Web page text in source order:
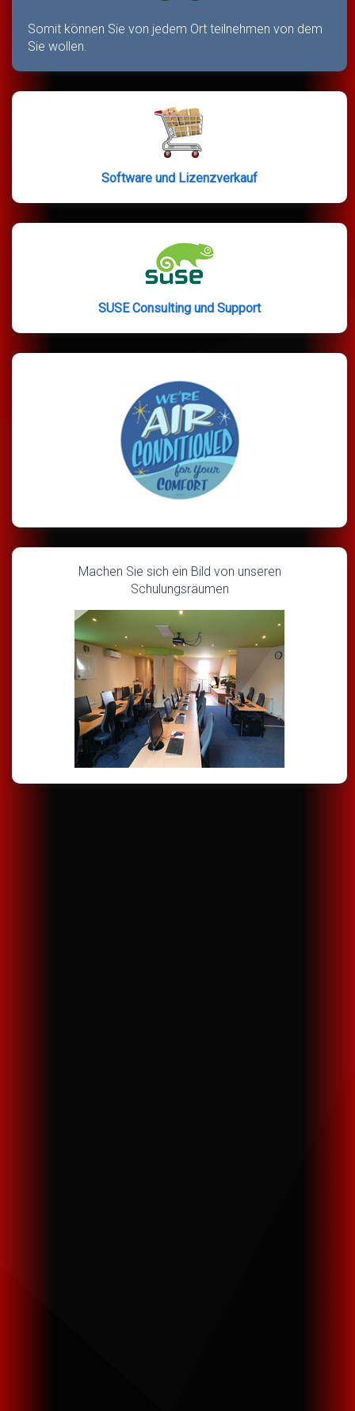
Somit können Sie von jedem Ort teilnehmen von dem
Sie wollen.
Software und Lizenzverkauf
SUSE Consulting und Support
Machen Sie sich ein Bild von unseren
Schulungsräumen